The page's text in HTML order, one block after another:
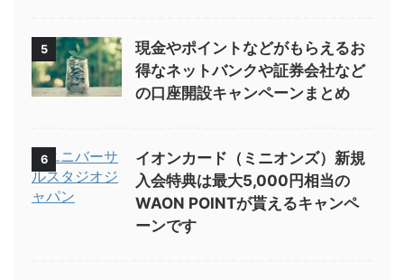
5
現金やポイントなどがもらえるお
得なネットバンクや証券会社など
の口座開設キャンペーンまとめ
6
イオンカード（ミニオンズ）新規
入会特典は最大5,000円相当の
WAON POINTが貰えるキャンペ
ーンです